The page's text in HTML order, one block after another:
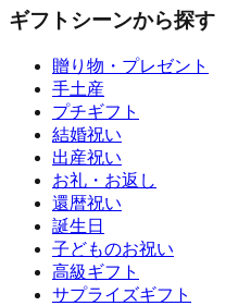
ギフトシーンから探す
贈り物・プレゼント
手土産
プチギフト
結婚祝い
出産祝い
お礼・お返し
還暦祝い
誕生日
子どものお祝い
高級ギフト
サプライズギフト